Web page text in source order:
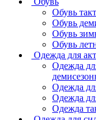
Обувь
Обувь
Обувь
Обувь
Одежда для
Одежда
Одежда
Одежда
Одежда